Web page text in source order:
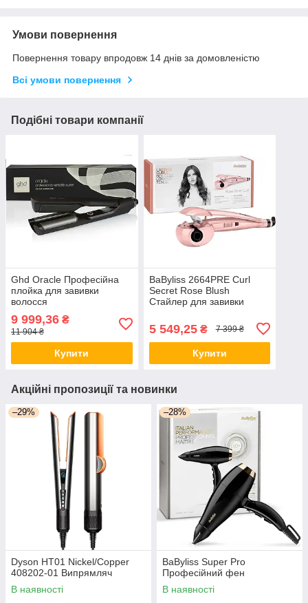
Умови повернення
Повернення товару впродовж 14 днів за домовленістю
Всі умови повернення
Подібні товари компанії
Ghd Oracle Професійна
плойка для завивки
волосся
9 999,36 ₴
11 904 ₴
Купити
BaByliss 2664PRE Curl
Secret Rose Blush
Стайлер для завивки
5 549,25₴ 7 399 ₴
Купити
Акційні пропозиції та новинки
–29%
Dyson HT01 Nickel/Copper
408202-01 Випрямляч
В наявності
–28%
BaByliss Super Pro
Професійний фен
В наявності